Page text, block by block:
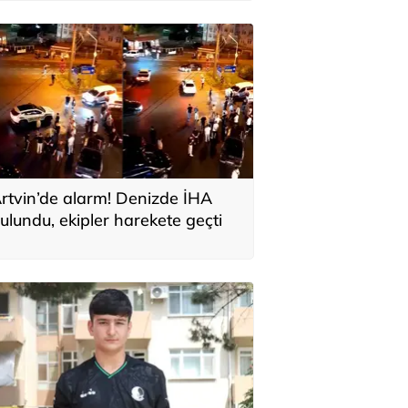
alarm! Denizde İHA
ekipler harekete geçti